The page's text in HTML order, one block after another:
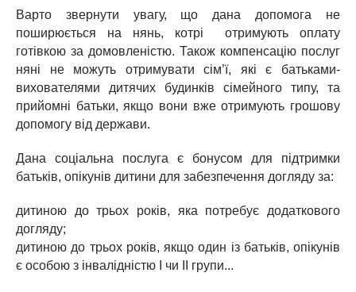
Варто звернути увагу, що дана допомога не
поширюється на нянь, котрі отримують оплату
готівкою за домовленістю. Також компенсацію послуг
няні не можуть отримувати сім’ї, які є батьками-
вихователями дитячих будинків сімейного типу, та
прийомні батьки, якщо вони вже отримують грошову
допомогу від держави.
Дана соціальна послуга є бонусом для підтримки
батьків, опікунів дитини для забезпечення догляду за:
дитиною до трьох років, яка потребує додаткового
догляду;
дитиною до трьох років, якщо один із батьків, опікунів
є особою з інвалідністю I чи II групи...